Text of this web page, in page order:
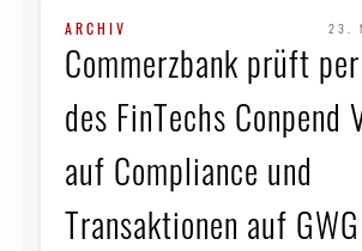
ARCHIV 23.
Commerzbank prüft
des FinTechs Conpend
auf Compliance und
Transaktionen auf GWG